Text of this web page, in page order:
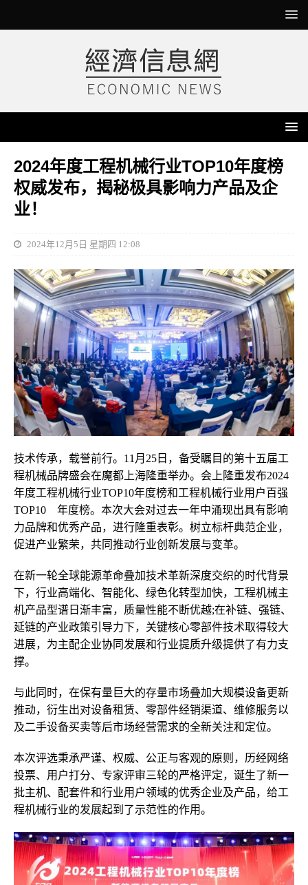
2024年度工程机械行业TOP10年度榜
权威发布，揭秘极具影响力产品及企
业！
2024年12月5日 星期四 12:08
技术传承，载誉前行。11月25日，备受瞩目的第十五届工
程机械品牌盛会在魔都上海隆重举办。会上隆重发布2024
年度工程机械行业TOP10年度榜和工程机械行业用户百强
TOP10 年度榜。本次大会对过去一年中涌现出具有影响
力品牌和优秀产品，进行隆重表彰。树立标杆典范企业，
促进产业繁荣，共同推动行业创新发展与变革。
在新一轮全球能源革命叠加技术革新深度交织的时代背景
下，行业高端化、智能化、绿色化转型加快，工程机械主
机产品型谱日渐丰富，质量性能不断优越;在补链、强链、
延链的产业政策引导力下，关键核心零部件技术取得较大
进展，为主配企业协同发展和行业提质升级提供了有力支
撑。
与此同时，在保有量巨大的存量市场叠加大规模设备更新
推动，衍生出对设备租赁、零部件经销渠道、维修服务以
及二手设备买卖等后市场经营需求的全新关注和定位。
本次评选秉承严谨、权威、公正与客观的原则，历经网络
投票、用户打分、专家评审三轮的严格评定，诞生了新一
批主机、配套件和行业用户领域的优秀企业及产品，给工
程机械行业的发展起到了示范性的作用。